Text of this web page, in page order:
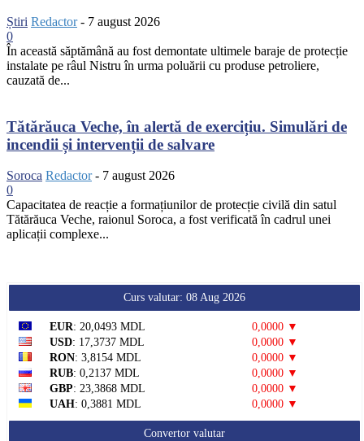
Știri Redactor - 7 august 2026
0
În această săptămână au fost demontate ultimele baraje de protecție
instalate pe râul Nistru în urma poluării cu produse petroliere,
cauzată de...
Tătărăuca Veche, în alertă de exercițiu. Simulări de
incendii și intervenții de salvare
Soroca Redactor - 7 august 2026
0
Capacitatea de reacție a formațiunilor de protecție civilă din satul
Tătărăuca Veche, raionul Soroca, a fost verificată în cadrul unei
aplicații complexe...
Curs valutar: 08 Aug 2026
EUR: 20,0493 MDL
0,0000 ▼
USD: 17,3737 MDL
0,0000 ▼
RON: 3,8154 MDL
0,0000 ▼
RUB: 0,2137 MDL
0,0000 ▼
GBP: 23,3868 MDL
0,0000 ▼
UAH: 0,3881 MDL 0,0000 ▼
Convertor valutar